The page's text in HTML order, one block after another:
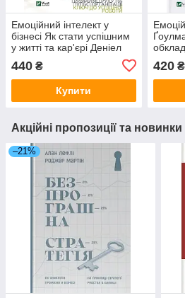
Емоційний інтелект у
бізнесі Як стати успішним
у житті та кар'єрі Деніел
обкладинка)
440 ₴
Купити
420₴
Акційні пропозиції та новинки
–21%